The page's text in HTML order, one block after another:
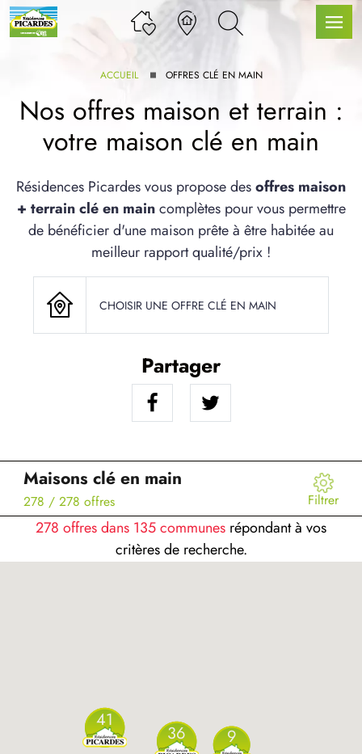
GAMME
SERVICE BDL EXTENSION
ARTICLES
ACCUEIL OFFRES CLÉ EN MAIN
Nos offres maison et terrain :
votre maison clé en main
Résidences Picardes vous propose desoffres maison
+ terrain clé en maincomplètes pour vous permettre
de bénéficier d'une maison prête à être habitée au
meilleur rapport qualité/prix !
CHOISIR UNE OFFRE CLÉ EN MAIN
Partager
Maisons clé en main
278 / 278 offres Filtrer
278 offres dans 135 communes répondant à vos
critères de recherche.
41
36 9